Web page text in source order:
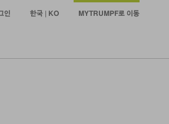
인 한국 | KO MYTRUMPF로 이동